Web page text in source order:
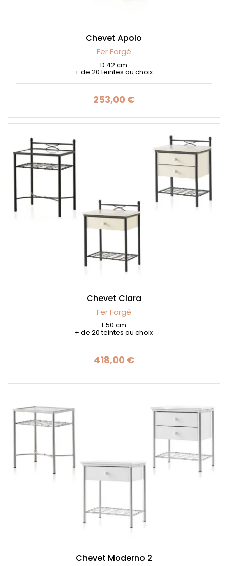
Chevet Apolo
Fer Forgé
D 42 cm
+ de 20 teintes au choix
Prix
253,00 €
Chevet Clara
Fer Forgé
L 50 cm
+ de 20 teintes au choix
Prix
418,00 €
Chevet Moderno 2